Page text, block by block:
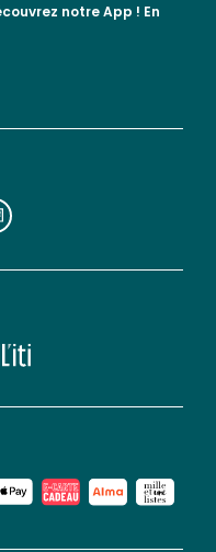
la redoute
notre App ! En